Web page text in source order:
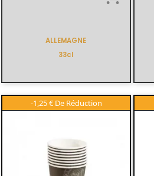
ALLEMAGNE
33cl
-1,25 €